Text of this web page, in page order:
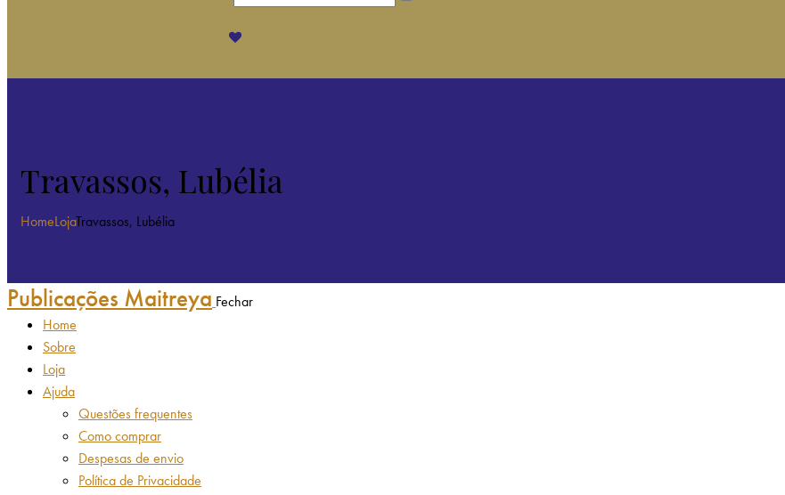
Travassos, Lubélia
HomeLojaTravassos, Lubélia
Publicações Maitreya Fechar
Home
Sobre
Loja
Ajuda
Questões frequentes
Como comprar
Despesas de envio
Política de Privacidade